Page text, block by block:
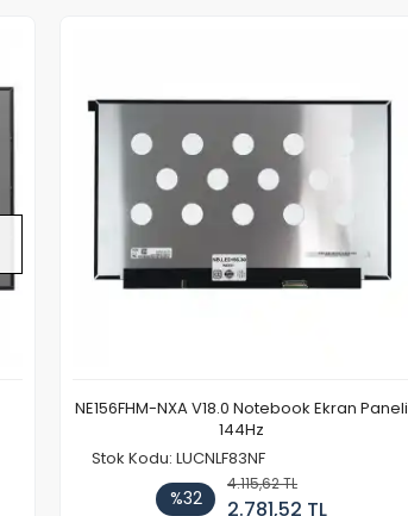
NE156FHM-NXA V18.0 Notebook Ekran Paneli
144Hz
Stok Kodu: LUCNLF83NF
%32
4.115,62 TL
2.781,52 TL